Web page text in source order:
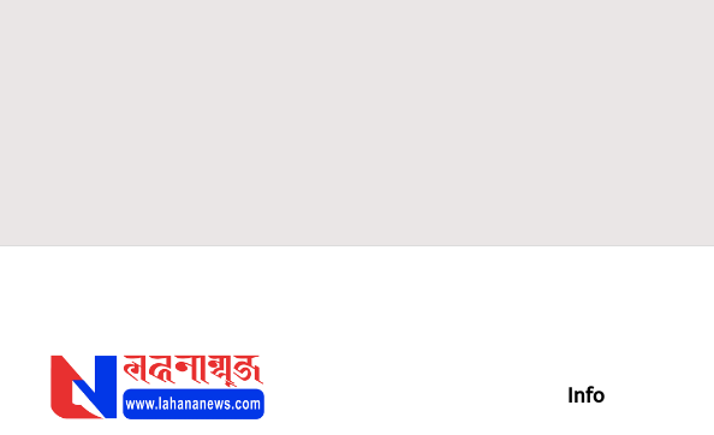
Info